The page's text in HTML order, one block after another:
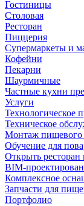
Гостиницы
Столовая
Ресторан
Пиццерия
Супермаркеты и
Кофейни
Пекарни
Шаурмичные
Частные кухни
Услуги
Технологическое
Техническое
Монтаж пищевого
Обучение для
Открыть
BIM-
Комплексное
Запчасти для
Портфолио